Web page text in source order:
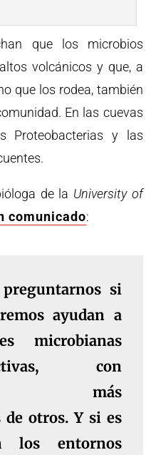
que los microbios
volcánicos y que, a
que los rodea, también
En las cuevas
Proteobacterias y las
de la University of
comunicado:
si
ayudan a
microbianas
con
más
de otros. Y si es
los entornos